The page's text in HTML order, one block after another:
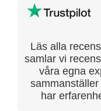
Läs alla
samlar vi
våra egna
har